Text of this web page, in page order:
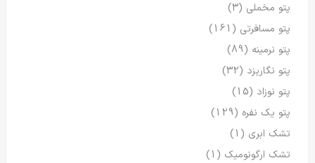
پتو مخملی (3)
پتو مسافرتی (161)
پتو نرمینه (89)
پتو نگاریزد (32)
پتو نوزاد (15)
پتو یک نفره (129)
تشک ابری (1)
تشک ارگونومیک (1)